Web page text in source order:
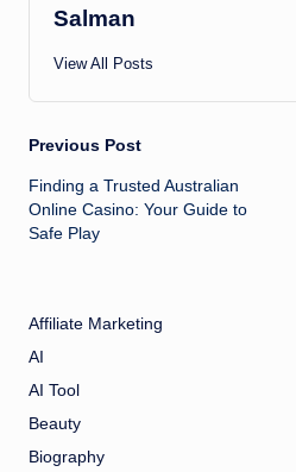
Salman
View All Posts
Post
navigation
Previous Post
Finding a Trusted Australian
Online Casino: Your Guide to
Safe Play
Affiliate Marketing
AI
AI Tool
Beauty
Biography